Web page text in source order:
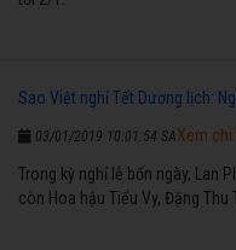
Sao Việt nghỉ Tết Dương lịch:
03/01/2019 10:01:54 SA
Trong kỳ nghỉ lễ bốn ngày, Lan
còn Hoa hậu Tiểu Vy, Đặng Thu
Xem chi